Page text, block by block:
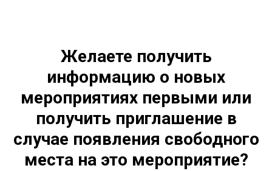
Желаете получить
информацию о новых
мероприятиях первыми или
получить приглашение в
случае появления свободного
места на это мероприятие?